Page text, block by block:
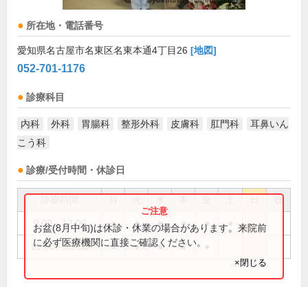
所在地・電話番号
愛知県名古屋市名東区名東本通4丁目26 [地図]
052-701-1176
診療科目
内科 外科 胃腸科 整形外科 皮膚科 肛門科
耳鼻いん
こう科
診療/受付時間・休診日
祝
9:00～12:00 ● ● ● ● ●
16:00～19:00 ● ● ● ●
お盆(8月中旬)は休診・休業の場合があります。来院前
に必ず医療機関に直接ご確認ください。
×閉じる